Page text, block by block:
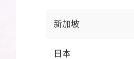
新加坡
日本